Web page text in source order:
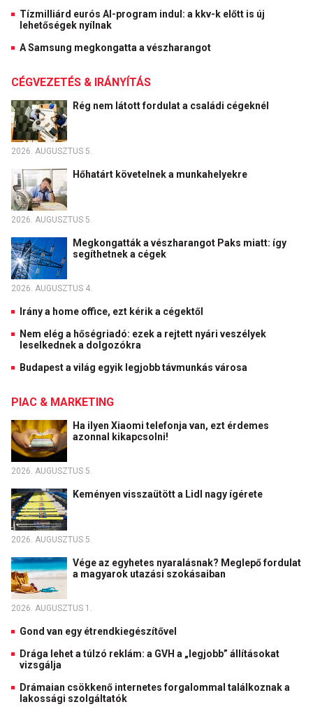
Tízmilliárd eurós AI-program indul: a kkv-k előtt is új
lehetőségek nyílnak
A Samsung megkongatta a vészharangot
CÉGVEZETÉS & IRÁNYÍTÁS
Rég nem látott fordulat a családi cégeknél
2026. AUGUSZTUS 5.
Hőhatárt követelnek a munkahelyekre
2026. AUGUSZTUS 5.
Megkongatták a vészharangot Paks miatt: így
segíthetnek a cégek
2026. AUGUSZTUS 4.
Irány a home office, ezt kérik a cégektől
Nem elég a hőségriadó: ezek a rejtett nyári veszélyek
leselkednek a dolgozókra
Budapest a világ egyik legjobb távmunkás városa
PIAC & MARKETING
Ha ilyen Xiaomi telefonja van, ezt érdemes
azonnal kikapcsolni!
2026. AUGUSZTUS 5.
Keményen visszaütött a Lidl nagy ígérete
2026. AUGUSZTUS 5.
Vége az egyhetes nyaralásnak? Meglepő fordulat
a magyarok utazási szokásaiban
2026. AUGUSZTUS 1.
Gond van egy étrendkiegészítővel
Drága lehet a túlzó reklám: a GVH a „legjobb” állításokat
vizsgálja
Drámaian csökkenő internetes forgalommal találkoznak a
lakossági szolgáltatók